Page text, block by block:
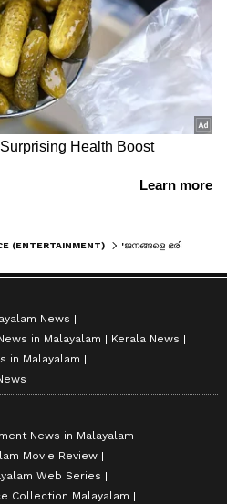
(ENTERTAINMENT)
News
in Malayalam
Kerala News
in Malayalam
News in Malayalam
Movie Review
Web Series
Collection Malayalam